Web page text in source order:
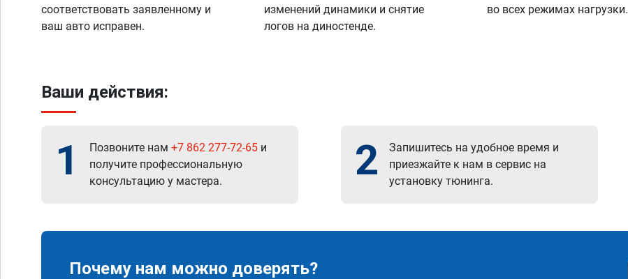
соответствовать заявленному и
ваш авто исправен.
изменений динамики и снятие
логов на диностенде.
во всех режимах нагрузки.
Ваши действия:
1 Позвоните нам +7 862 277-72-65 и
получите профессиональную
консультацию у мастера.
2
Запишитесь на удобное время и
приезжайте к нам в сервис на
установку тюнинга.
Почему нам можно доверять?